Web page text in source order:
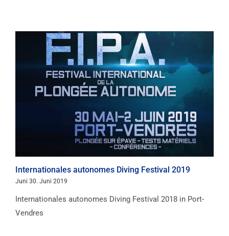
Internationales autonomes Diving Festival 2019
Juni 30. Juni 2019
Internationales autonomes Diving Festival 2018 in Port-
Vendres